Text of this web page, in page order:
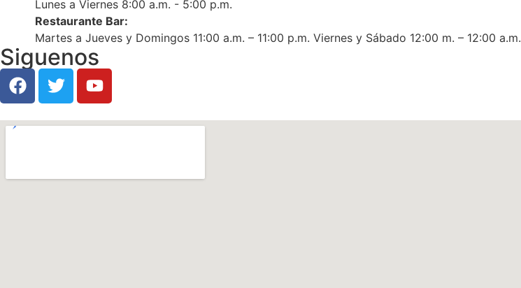
Lunes a Viernes 8:00 a.m. - 5:00 p.m.
Restaurante Bar:
Martes a Jueves y Domingos 11:00 a.m. – 11:00 p.m. Viernes y Sábado 12:00 m. – 12:00 a.m.
Siguenos